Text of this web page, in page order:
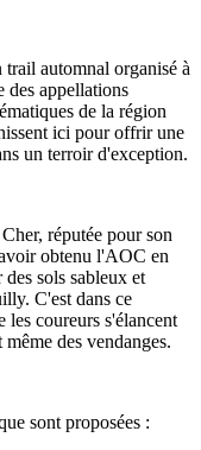
trail automnal organisé à
appellations
de la région
ici pour offrir une
un terroir d'exception.
réputée pour son
obtenu l'AOC en
sols sableux et
C'est dans ce
les coureurs s'élancent
des vendanges.
sont proposées :